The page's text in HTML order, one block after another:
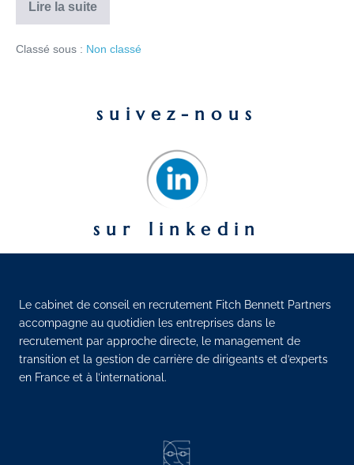
Lire la suite
Classé sous : Non classé
suivez-nous
sur linkedin
Le cabinet de conseil en recrutement Fitch Bennett Partners
accompagne au quotidien les entreprises dans le
recrutement par approche directe, le management de
transition et la gestion de carrière de dirigeants et d’experts
en France et à l’international.